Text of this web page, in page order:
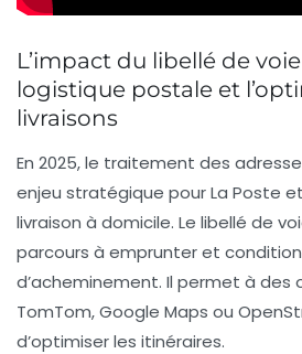
L’impact du libellé de
logistique postale et
livraisons
En 2025, le traitement des
enjeu stratégique pour La Poste
livraison à domicile. Le libellé de
parcours à emprunter et
d’acheminement. Il permet à des
TomTom, Google Maps ou
d’optimiser les itinéraires.